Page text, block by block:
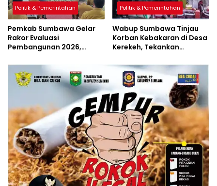
Politik & Pemerintahan
Pemkab Sumbawa Gelar
Rakor Evaluasi
Pembangunan 2026,
Perubahan Resmi
Diluncurkan
Politik & Pemerintahan
Wabup Sumbawa Tinjau
Korban Kebakaran di Desa
Kerekeh, Tekankan